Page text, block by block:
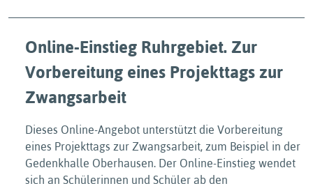
Online-Einstieg Ruhrgebiet. Zur
Vorbereitung eines Projekttags zur
Zwangsarbeit
Dieses Online-Angebot unterstützt die Vorbereitung
eines Projekttags zur Zwangsarbeit, zum Beispiel in der
Gedenkhalle Oberhausen. Der Online-Einstieg wendet
sich an Schülerinnen und Schüler ab den